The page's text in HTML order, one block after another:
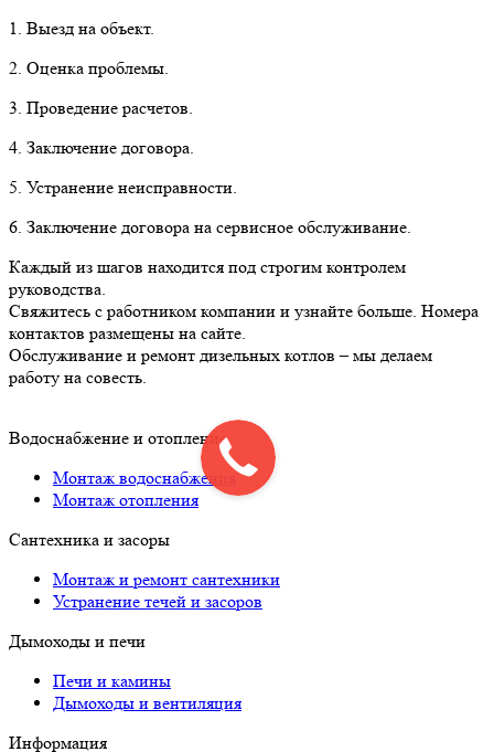
1. Выезд на объект.
2. Оценка проблемы.
3. Проведение расчетов.
4. Заключение договора.
5. Устранение неисправности.
6. Заключение договора на сервисное обслуживание.
Каждый из шагов находится под строгим контролем
руководства.
Свяжитесь с работником компании и узнайте больше. Номера
контактов размещены на сайте.
Обслуживание и ремонт дизельных котлов – мы делаем
работу на совесть.
Водоснабжение и отопление
Монтаж водоснабжения
Монтаж отопления
Сантехника и засоры
Монтаж и ремонт сантехники
Устранение течей и засоров
Дымоходы и печи
Печи и камины
Дымоходы и вентиляция
Информация